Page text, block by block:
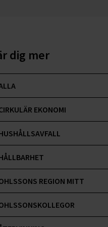
dig mer
EKONOMI
REGION MITT